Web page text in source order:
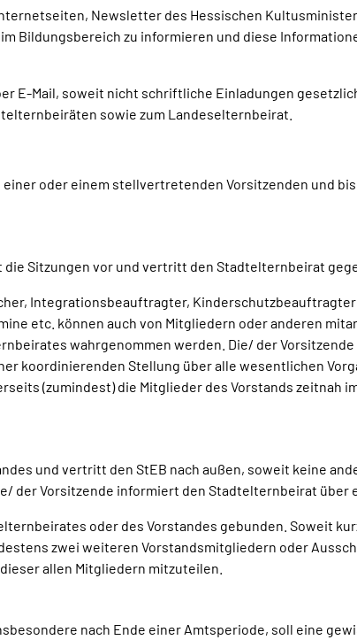
Newsletter des Hessischen
Bildungsbereich zu informieren und diese
E-Mail, soweit nicht schriftliche Einladungen
sowie zum Landeselternbeirat.
oder einem stellvertretenden Vorsitzenden und
Sitzungen vor und vertritt den Stadtelternbeirat
Integrationsbeauftragter,
etc. können auch von Mitgliedern oder anderen
wahrgenommen werden. Die/ der
koordinierenden Stellung über alle wesentlichen
(zumindest) die Mitglieder des Vorstands zeitnah
und vertritt den StEB nach außen, soweit keine
der Vorsitzende informiert den Stadtelternbeirat über
oder des Vorstandes gebunden. Soweit
zwei weiteren Vorstandsmitgliedern oder
allen Mitgliedern mitzuteilen.
nach Ende einer Amtsperiode, soll eine